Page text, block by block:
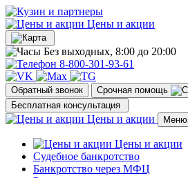
Цены и акции
Без выходных, 8:00 до 20:00
8-800-301-93-61
Обратный звонок
Срочная помощь
Бесплатная консультация
Цены и акции Меню
Цены и акции
Судебное банкротство
Банкротство через МФЦ